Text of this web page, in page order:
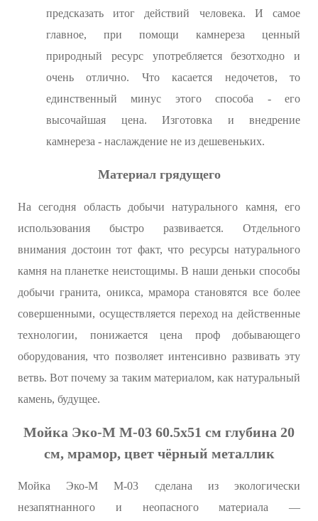
предсказать итог действий человека. И самое
главное, при помощи камнереза ценный
природный ресурс употребляется безотходно и
очень отлично. Что касается недочетов, то
единственный минус этого способа - его
высочайшая цена. Изготовка и внедрение
камнереза - наслаждение не из дешевеньких.
Материал грядущего
На сегодня область добычи натурального камня, его
использования быстро развивается. Отдельного
внимания достоин тот факт, что ресурсы натурального
камня на планетке неистощимы. В наши деньки способы
добычи гранита, оникса, мрамора становятся все более
совершенными, осуществляется переход на действенные
технологии, понижается цена проф добывающего
оборудования, что позволяет интенсивно развивать эту
ветвь. Вот почему за таким материалом, как натуральный
камень, будущее.
Мойка Эко-М М-03 60.5x51 см глубина 20
см, мрамор, цвет чёрный металлик
Мойка Эко-М М-03 сделана из экологически
незапятнанного и неопасного материала —